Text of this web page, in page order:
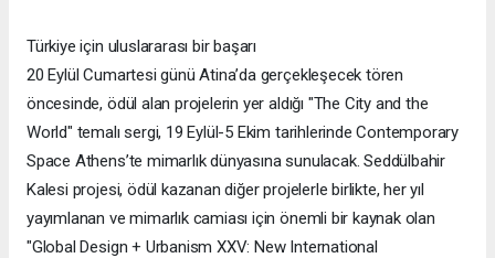
Türkiye için uluslararası bir başarı
20 Eylül Cumartesi günü Atina’da gerçekleşecek tören
öncesinde, ödül alan projelerin yer aldığı "The City and the
World" temalı sergi, 19 Eylül-5 Ekim tarihlerinde Contemporary
Space Athens’te mimarlık dünyasına sunulacak. Seddülbahir
Kalesi projesi, ödül kazanan diğer projelerle birlikte, her yıl
yayımlanan ve mimarlık camiası için önemli bir kaynak olan
"Global Design + Urbanism XXV: New International